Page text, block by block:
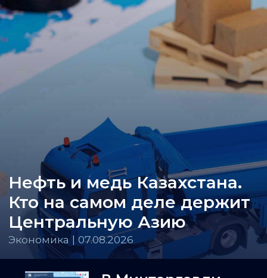
Нефть и медь Казахстана.
Кто на самом деле держит
Центральную Азию
Экономика | 07.08.2026